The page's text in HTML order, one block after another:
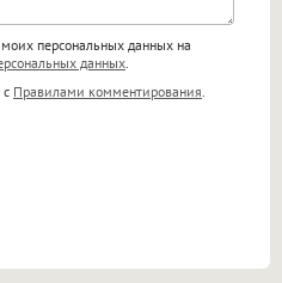
<em>, <s>, <big>,
<pre>, <ul>, <ol>, <li>,
HTML,
становятся
img] будет
персональных данных на
данных
с Правилами комментирования